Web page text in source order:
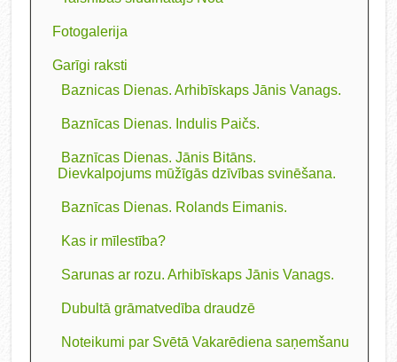
Fotogalerija
Garīgi raksti
Baznicas Dienas. Arhibīskaps Jānis Vanags.
Baznīcas Dienas. Indulis Paičs.
Baznīcas Dienas. Jānis Bitāns.
Dievkalpojums mūžīgās dzīvības svinēšana.
Baznīcas Dienas. Rolands Eimanis.
Kas ir mīlestība?
Sarunas ar rozu. Arhibīskaps Jānis Vanags.
Dubultā grāmatvedība draudzē
Noteikumi par Svētā Vakarēdiena saņemšanu